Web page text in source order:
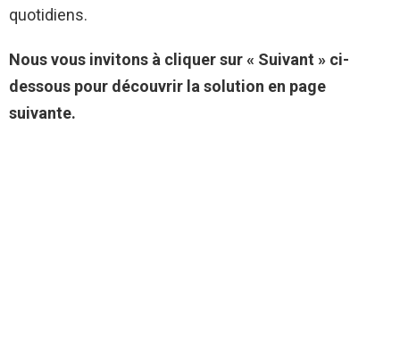
quotidiens.
Nous vous invitons à cliquer sur « Suivant » ci-
dessous pour découvrir la solution en page
suivante.